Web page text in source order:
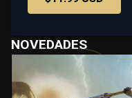
NOVEDADES